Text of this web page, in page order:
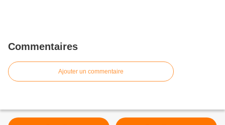
Commentaires
Ajouter un commentaire